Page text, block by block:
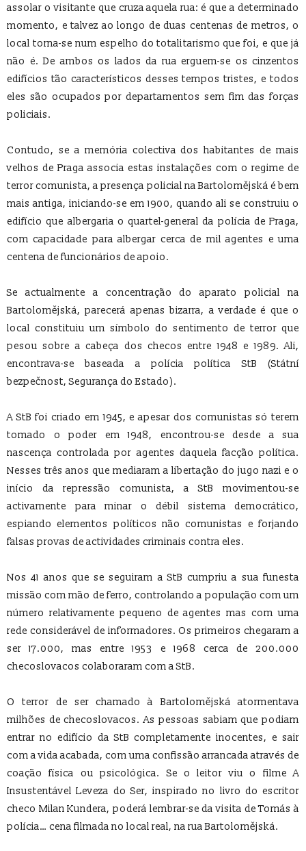
assolar o visitante que cruza aquela rua: é que a determinado
momento, e talvez ao longo de duas centenas de metros, o
local torna-se num espelho do totalitarismo que foi, e que já
não é. De ambos os lados da rua erguem-se os cinzentos
edifícios tão característicos desses tempos tristes, e todos
eles são ocupados por departamentos sem fim das forças
policiais.
Contudo, se a memória colectiva dos habitantes de mais
velhos de Praga associa estas instalações com o regime de
terror comunista, a presença policial na Bartolomějská é bem
mais antiga, iniciando-se em 1900, quando ali se construiu o
edifício que albergaria o quartel-general da polícia de Praga,
com capacidade para albergar cerca de mil agentes e uma
centena de funcionários de apoio.
Se actualmente a concentração do aparato policial na
Bartolomějská, parecerá apenas bizarra, a verdade é que o
local constituiu um símbolo do sentimento de terror que
pesou sobre a cabeça dos checos entre 1948 e 1989. Ali,
encontrava-se baseada a polícia política StB (Státní
bezpečnost, Segurança do Estado).
A StB foi criado em 1945, e apesar dos comunistas só terem
tomado o poder em 1948, encontrou-se desde a sua
nascença controlada por agentes daquela facção política.
Nesses três anos que mediaram a libertação do jugo nazi e o
início da repressão comunista, a StB movimentou-se
activamente para minar o débil sistema democrático,
espiando elementos políticos não comunistas e forjando
falsas provas de actividades criminais contra eles.
Nos 41 anos que se seguiram a StB cumpriu a sua funesta
missão com mão de ferro, controlando a população com um
número relativamente pequeno de agentes mas com uma
rede considerável de informadores. Os primeiros chegaram a
ser 17.000, mas entre 1953 e 1968 cerca de 200.000
checoslovacos colaboraram com a StB.
O terror de ser chamado à Bartolomějská atormentava
milhões de checoslovacos. As pessoas sabiam que podiam
entrar no edifício da StB completamente inocentes, e sair
com a vida acabada, com uma confissão arrancada através de
coação física ou psicológica. Se o leitor viu o filme A
Insustentável Leveza do Ser, inspirado no livro do escritor
checo Milan Kundera, poderá lembrar-se da visita de Tomás à
polícia… cena filmada no local real, na rua Bartolomějská.